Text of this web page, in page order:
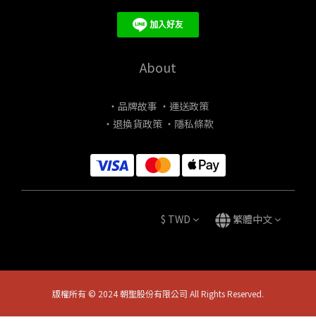
About
・品牌故事 ・運送政策
・退換貨政策 ・隱私條款
$ TWD 繁體中文
版權所有 © 2024 朝聖股份有限公司 All Rights Reserved.